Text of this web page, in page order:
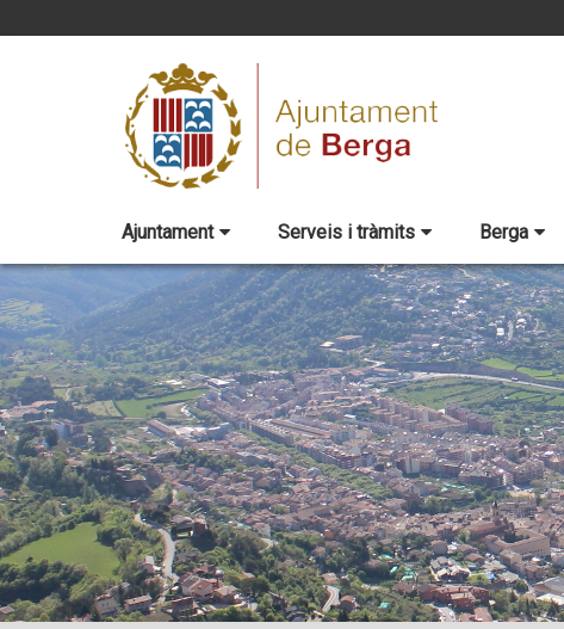
Ajuntament Serveis i tràmits Berga